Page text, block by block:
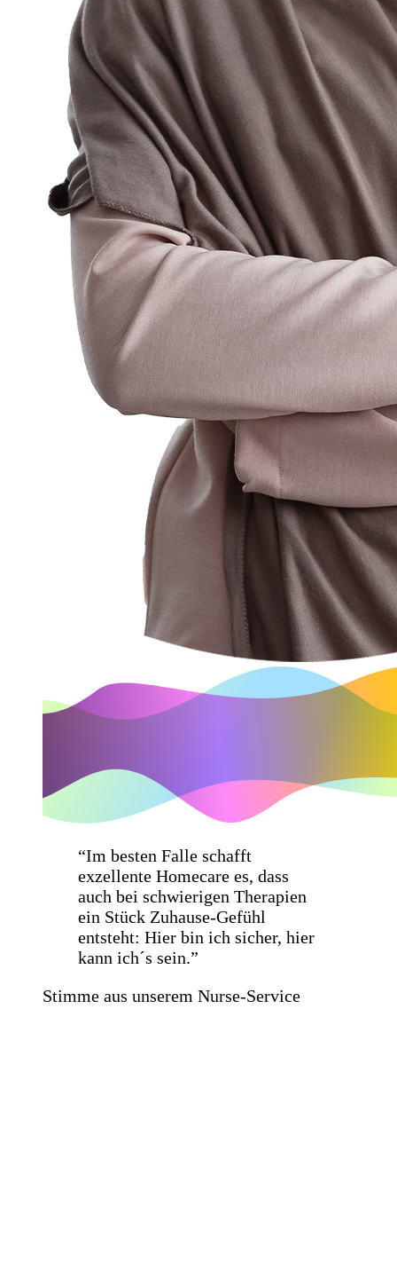
“Im besten Falle schafft
exzellente Homecare es, dass
auch bei schwierigen Therapien
ein Stück Zuhause-Gefühl
entsteht: Hier bin ich sicher, hier
kann ich´s sein.”
Stimme aus unserem Nurse-Service